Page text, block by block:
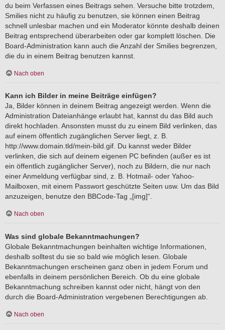
du beim Verfassen eines Beitrags sehen. Versuche bitte trotzdem,
Smilies nicht zu häufig zu benutzen, sie können einen Beitrag
schnell unlesbar machen und ein Moderator könnte deshalb deinen
Beitrag entsprechend überarbeiten oder gar komplett löschen. Die
Board-Administration kann auch die Anzahl der Smilies begrenzen,
die du in einem Beitrag benutzen kannst.
Nach oben
Kann ich Bilder in meine Beiträge einfügen?
Ja, Bilder können in deinem Beitrag angezeigt werden. Wenn die
Administration Dateianhänge erlaubt hat, kannst du das Bild auch
direkt hochladen. Ansonsten musst du zu einem Bild verlinken, das
auf einem öffentlich zugänglichen Server liegt, z. B.
http://www.domain.tld/mein-bild.gif. Du kannst weder Bilder
verlinken, die sich auf deinem eigenen PC befinden (außer es ist
ein öffentlich zugänglicher Server), noch zu Bildern, die nur nach
einer Anmeldung verfügbar sind, z. B. Hotmail- oder Yahoo-
Mailboxen, mit einem Passwort geschützte Seiten usw. Um das Bild
anzuzeigen, benutze den BBCode-Tag „[img]“.
Nach oben
Was sind globale Bekanntmachungen?
Globale Bekanntmachungen beinhalten wichtige Informationen,
deshalb solltest du sie so bald wie möglich lesen. Globale
Bekanntmachungen erscheinen ganz oben in jedem Forum und
ebenfalls in deinem persönlichen Bereich. Ob du eine globale
Bekanntmachung schreiben kannst oder nicht, hängt von den
durch die Board-Administration vergebenen Berechtigungen ab.
Nach oben